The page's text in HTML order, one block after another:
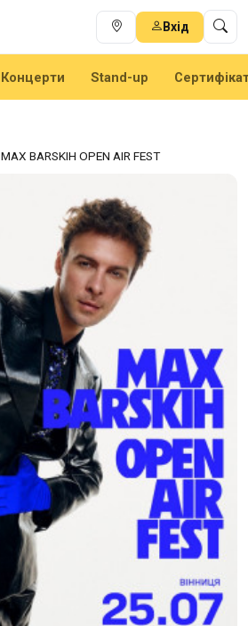
Вхід
Концерти Stand-up
MAX BARSKIH OPEN AIR FEST